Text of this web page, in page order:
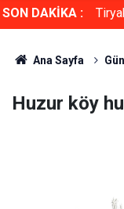
SON DAKİKA :
bu düğünü
Ana Sayfa
Huzur köy